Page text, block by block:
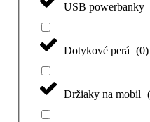
USB powerbanky
Dotykové perá (0)
Držiaky na mobil (